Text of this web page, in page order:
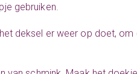
gebruiken.
deksel er weer op doet,